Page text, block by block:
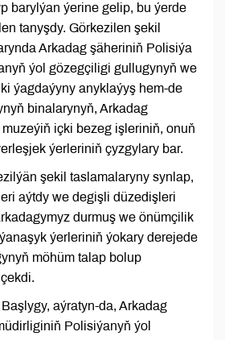
barylýan ýerine gelip, bu ýerde
tanyşdy. Görkezilen şekil
Arkadag şäheriniň Polisiýa
ýol gözegçiligi gullugynyň we
ýagdaýyny anyklaýyş hem-de
binalarynyň, Arkadag
içki bezeg işleriniň, onuň
ýerleriniň çyzgylary bar.
şekil taslamalaryny synlap,
aýtdy we degişli düzedişleri
durmuş we önümçilik
ýerleriniň ýokary derejede
möhüm talap bolup
aýratyn-da, Arkadag
Polisiýanyň ýol